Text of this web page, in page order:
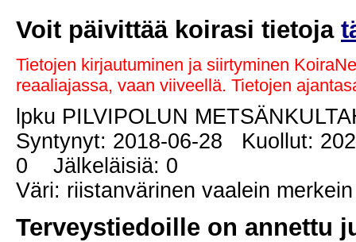
Voit päivittää koirasi tietoja
Tietojen kirjautuminen ja siirtyminen
reaaliajassa, vaan viiveellä. Tietojen
lpku PILVIPOLUN
Syntynyt: 2018-06-28 Kuollut:
0 Jälkeläisiä: 0
Väri: riistanvärinen vaalein merkein
Terveystiedoille on annettu